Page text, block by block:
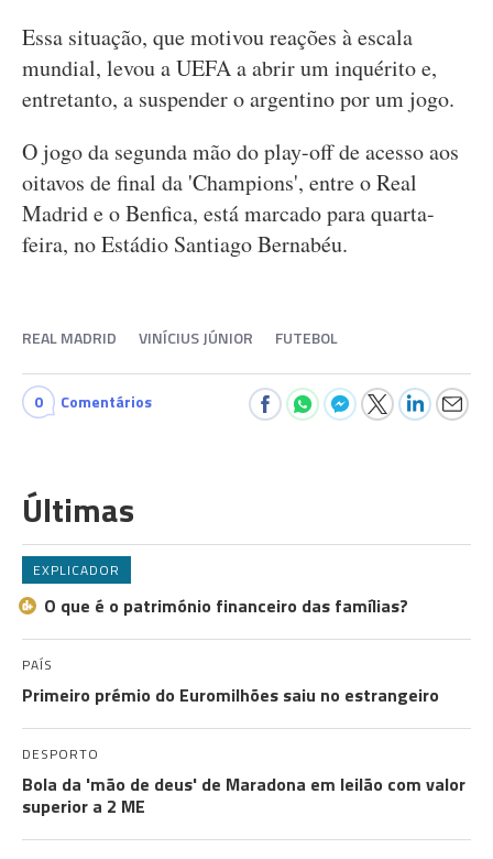
Essa situação, que motivou reações à escala
mundial, levou a UEFA a abrir um inquérito e,
entretanto, a suspender o argentino por um jogo.
O jogo da segunda mão do play-off de acesso aos
oitavos de final da 'Champions', entre o Real
Madrid e o Benfica, está marcado para quarta-
feira, no Estádio Santiago Bernabéu.
REAL MADRID VINÍCIUS JÚNIOR FUTEBOL
0 Comentários
Últimas
EXPLICADOR
O que é o património financeiro das famílias?
PAÍS
Primeiro prémio do Euromilhões saiu no estrangeiro
DESPORTO
Bola da 'mão de deus' de Maradona em leilão com valor
superior a 2 ME